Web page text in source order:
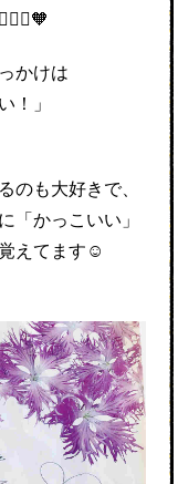
かけは
！」
のも大好きで、
「かっこいい」
えてます☺️